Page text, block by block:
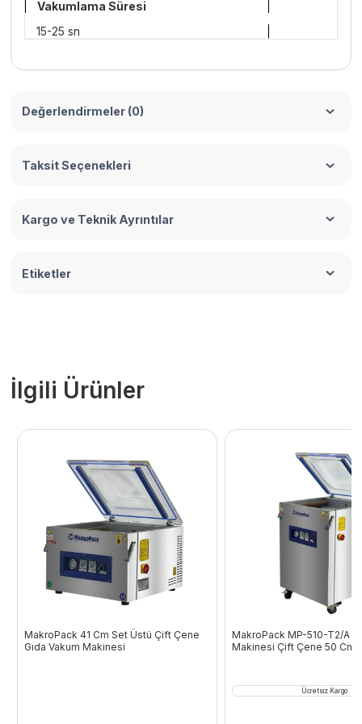
Vakumlama Süresi
15-25 sn
Değerlendirmeler (0)
Taksit Seçenekleri
Kargo ve Teknik Ayrıntılar
Etiketler
İlgili Ürünler
MakroPack 41 Cm Set Üstü Çift Çene
Gıda Vakum Makinesi
MakroPack MP-510-T2/A
Makinesi Çift Çene 50 Cm
Ücretsiz Kargo